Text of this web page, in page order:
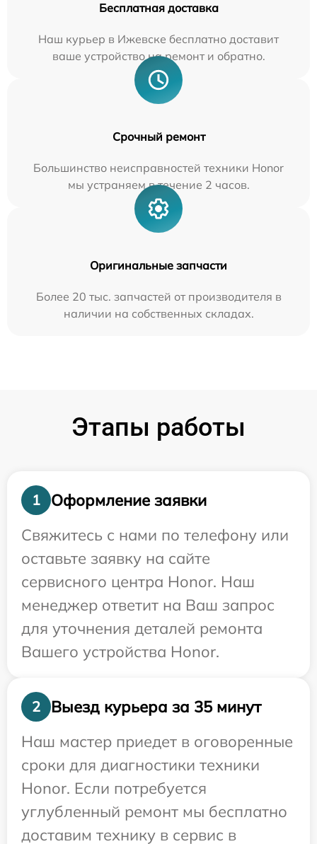
Бесплатная доставка
Наш курьер в Ижевске бесплатно доставит
ваше устройство на ремонт и обратно.
Срочный ремонт
Большинство неисправностей техники Honor
мы устраняем в течение 2 часов.
Оригинальные запчасти
Более 20 тыс. запчастей от производителя в
наличии на собственных складах.
Этапы работы
1
Оформление заявки
Свяжитесь с нами по телефону или
оставьте заявку на сайте
сервисного центра Honor. Наш
менеджер ответит на Ваш запрос
для уточнения деталей ремонта
Вашего устройства Honor.
2
Выезд курьера за 35 минут
Наш мастер приедет в оговоренные
сроки для диагностики техники
Honor. Если потребуется
углубленный ремонт мы бесплатно
доставим технику в сервис в